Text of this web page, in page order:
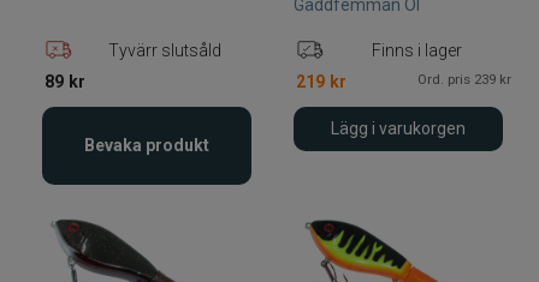
Tyvärr slutsåld
89 kr
Bevaka produkt
Gäddfemman Ol
Finns i lager
219 kr Ord. pris 239 kr
Lägg i varukorgen